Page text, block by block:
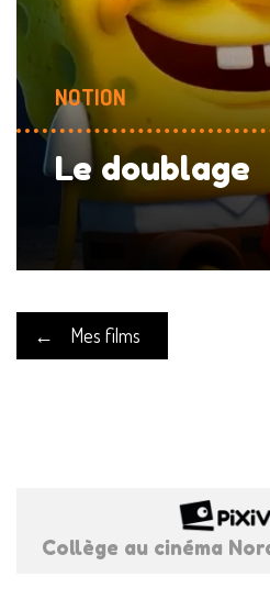
NOTION
Le doublage
← Mes films
Collège au cinéma